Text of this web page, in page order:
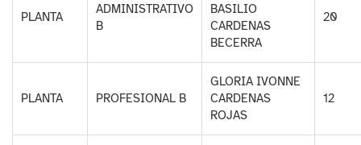
PLANTA
ADMINISTRATIVO
B
BASILIO
CARDENAS
BECERRA
20
PLANTA PROFESIONAL B
GLORIA IVONNE
CARDENAS
ROJAS
12